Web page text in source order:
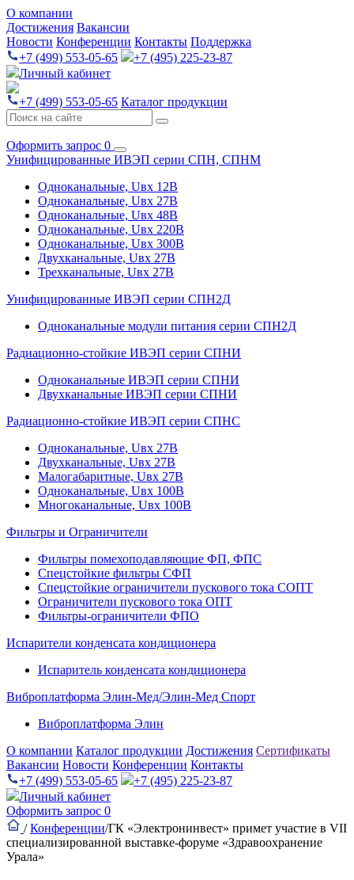
О компании
Достижения Вакансии
Новости Конференции Контакты Поддержка
+7 (499) 553-05-65
+7 (495) 225-23-87
Личный кабинет
+7 (499) 553-05-65 Каталог продукции
Оформить запрос 0
Унифицированные ИВЭП серии СПН, СПНМ
Одноканальные, Uвх 12В
Одноканальные, Uвх 27В
Одноканальные, Uвх 48В
Одноканальные, Uвх 220В
Одноканальные, Uвх 300В
Двухканальные, Uвх 27В
Трехканальные, Uвх 27В
Унифицированные ИВЭП серии СПН2Д
Одноканальные модули питания серии СПН2Д
Радиационно-стойкие ИВЭП серии СПНИ
Одноканальные ИВЭП серии СПНИ
Двухканальные ИВЭП серии СПНИ
Радиационно-стойкие ИВЭП серии СПНС
Одноканальные, Uвх 27В
Двухканальные, Uвх 27В
Малогабаритные, Uвх 27В
Одноканальные, Uвх 100В
Многоканальные, Uвх 100В
Фильтры и Ограничители
Фильтры помехоподавляющие ФП, ФПС
Спецстойкие фильтры СФП
Спецстойкие ограничители пускового тока СОПТ
Ограничители пускового тока ОПТ
Фильтры-ограничители ФПО
Испарители конденсата кондиционера
Испаритель конденсата кондиционера
Виброплатформа Элин-Мед/Элин-Мед Спорт
Виброплатформа Элин
О компании Каталог продукции Достижения Сертификаты
Вакансии Новости Конференции Контакты
+7 (499) 553-05-65
+7 (495) 225-23-87
Личный кабинет
Оформить запрос 0
/ Конференции/ГК «Электронинвест» примет участие в VII
специализированной выставке-форуме «Здравоохранение
Урала»